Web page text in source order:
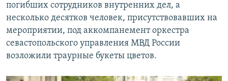
погибших сотрудников внутренних дел, а
несколько десятков человек, присутствовавших на
мероприятии, под аккомпанемент оркестра
севастопольского управления МВД России
возложили траурные букеты цветов.